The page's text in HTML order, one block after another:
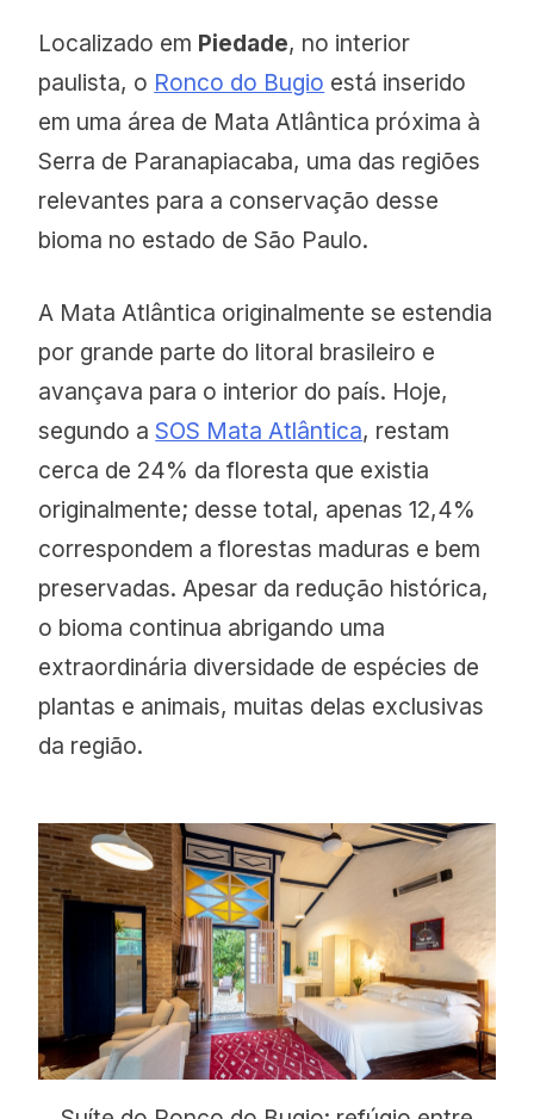
Localizado em Piedade, no interior
paulista, o Ronco do Bugio está inserido
em uma área de Mata Atlântica próxima à
Serra de Paranapiacaba, uma das regiões
relevantes para a conservação desse
bioma no estado de São Paulo.
A Mata Atlântica originalmente se estendia
por grande parte do litoral brasileiro e
avançava para o interior do país. Hoje,
segundo aSOS Mata Atlântica, restam
cerca de 24% da floresta que existia
originalmente; desse total, apenas 12,4%
correspondem a florestas maduras e bem
preservadas. Apesar da redução histórica,
o bioma continua abrigando uma
extraordinária diversidade de espécies de
plantas e animais, muitas delas exclusivas
da região.